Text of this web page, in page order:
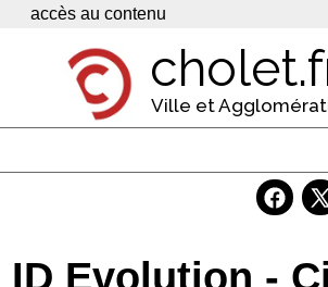
Panneau de gestion des cookies
accès au contenu
Ville et
Economie
ID Evolution -